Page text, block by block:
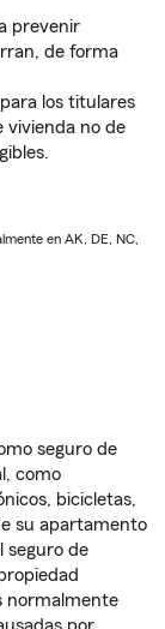
prevenir
de forma
los titulares
vivienda no de
en AK, DE, NC,
seguro de
como
bicicletas,
su apartamento
seguro de
normalmente